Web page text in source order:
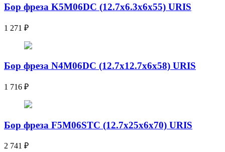
Бор фреза K5M06DC (12.7x6.3x6x55) URIS
1 271 ₽
Бор фреза N4M06DC (12.7x12.7x6x58) URIS
1 716 ₽
Бор фреза F5M06STC (12.7x25x6x70) URIS
2 741 ₽